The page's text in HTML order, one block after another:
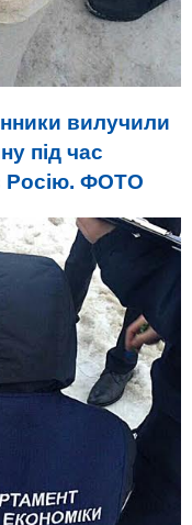
вилучили
під час
Росію. ФОТО